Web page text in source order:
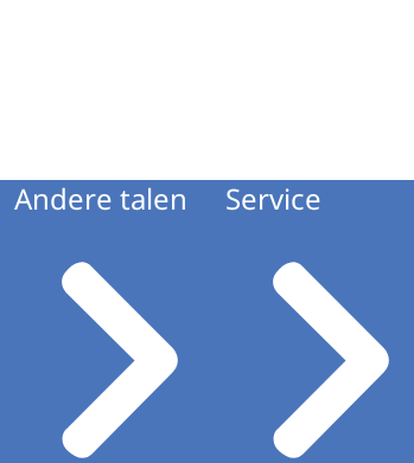
Andere talen Service